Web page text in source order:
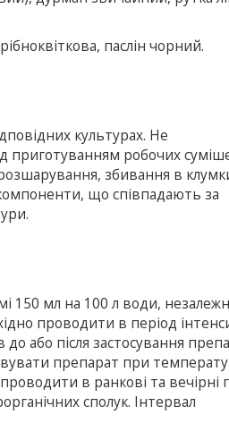
паслін чорний.
культурах. Не
приготуванням робочих
збивання в
що співпадають за
150 мл на 100 л води,
проводити в період
до або після застосування
препарат при
в ранкові та вечірні
сполук. Інтервал